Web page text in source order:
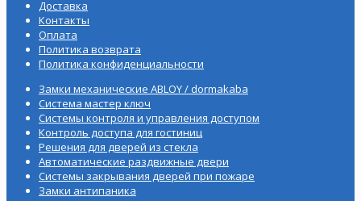
Доставка
Контакты
Оплата
Политика возврата
Политика конфиденциальности
Замки механические ABLOY / dormakaba
Система мастер ключ
Системы контроля и управления доступом
Контроль доступа для гостиниц
Решения для дверей из стекла
Автоматические раздвижные двери
Системы закрывания дверей при пожаре
Замки антипаника